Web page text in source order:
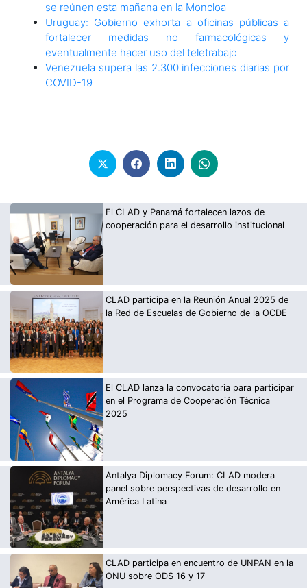
se reúnen esta mañana en la Moncloa
Uruguay: Gobierno exhorta a oficinas públicas a
fortalecer medidas no farmacológicas y
eventualmente hacer uso del teletrabajo
Venezuela supera las 2.300 infecciones diarias por
COVID-19
El CLAD y Panamá fortalecen lazos de
cooperación para el desarrollo institucional
CLAD participa en la Reunión Anual 2025 de
la Red de Escuelas de Gobierno de la OCDE
El CLAD lanza la convocatoria para participar
en el Programa de Cooperación Técnica
2025
Antalya Diplomacy Forum: CLAD modera
panel sobre perspectivas de desarrollo en
América Latina
CLAD participa en encuentro de UNPAN en la
ONU sobre ODS 16 y 17